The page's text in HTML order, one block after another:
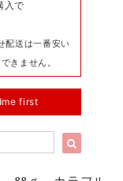
入で
配送は一番安い
きません。
first